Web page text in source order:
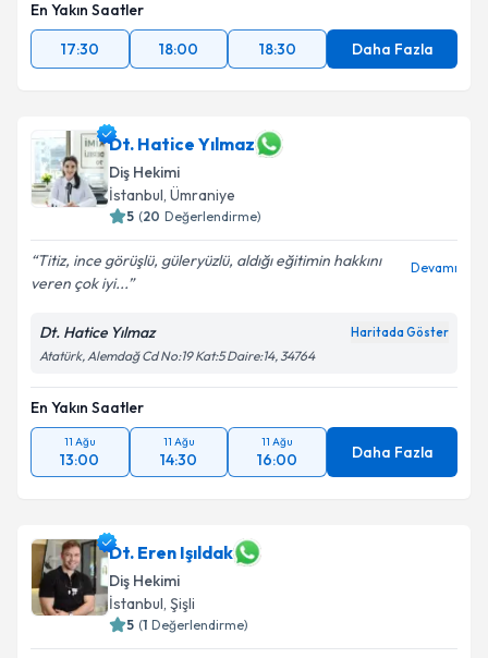
En Yakın Saatler
17:30
18:00 18:30 Daha Fazla
Dt. Hatice Yılmaz
Diş Hekimi
İstanbul, Ümraniye
5 (20 Değerlendirme)
Titiz, ince görüşlü, güleryüzlü, aldığı eğitimin hakkını
veren çok iyi...
Devamı
Dt. Hatice Yılmaz Haritada Göster
Atatürk, Alemdağ Cd No:19 Kat:5 Daire:14, 34764
En Yakın Saatler
11 Ağu
13:00
11 Ağu
14:30
11 Ağu
16:00 Daha Fazla
Dt. Eren Işıldak
Diş Hekimi
İstanbul, Şişli
5 (1 Değerlendirme)